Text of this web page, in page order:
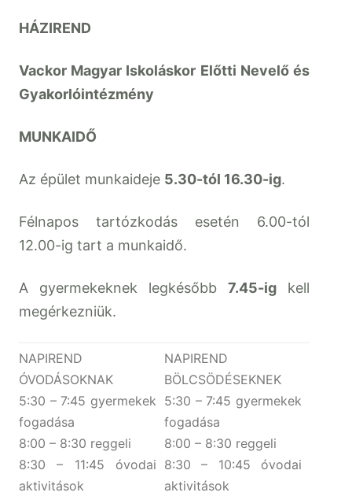
HÁZIREND
Vackor Magyar Iskoláskor Előtti Nevelő és
Gyakorlóintézmény
MUNKAIDŐ
Az épület munkaideje 5.30-tól 16.30-ig.
Félnapos tartózkodás esetén 6.00-tól
12.00-ig tart a munkaidő.
A gyermekeknek legkésőbb 7.45-ig kell
megérkezniük.
NAPIREND
ÓVODÁSOKNAK
5:30 – 7:45 gyermekek
fogadása
8:00 – 8:30 reggeli
8:30 – 11:45 óvodai
aktivitások
NAPIREND
BÖLCSÖDÉSEKNEK
5:30 – 7:45 gyermekek
fogadása
8:00 – 8:30 reggeli
8:30 – 10:45 óvodai
aktivitások